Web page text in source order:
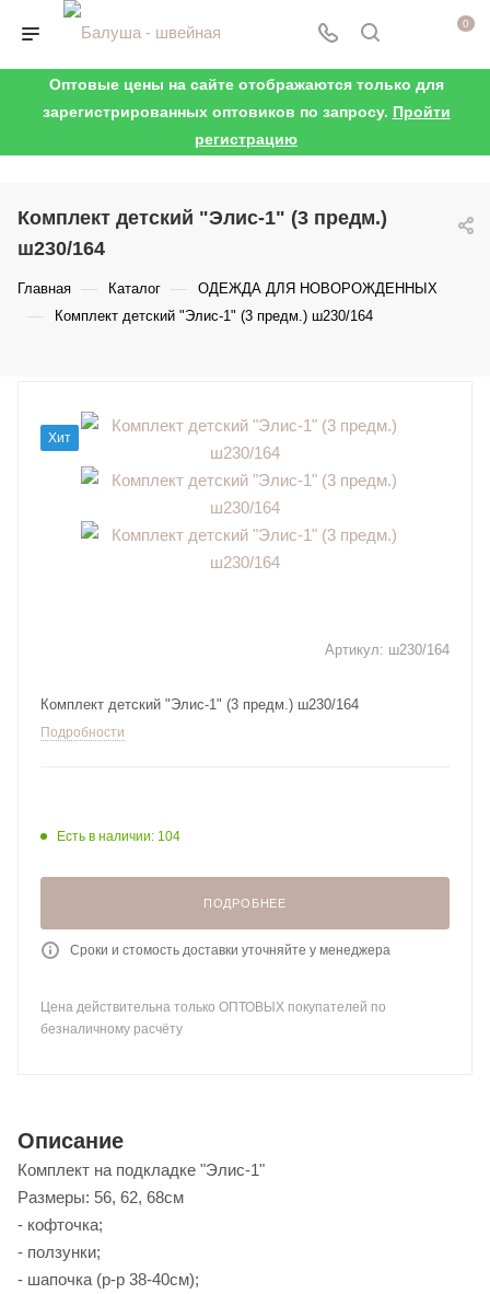
0
Оптовые цены на сайте отображаются только для
зарегистрированных оптовиков по запросу. Пройти
регистрацию
Комплект детский "Элис-1" (3 предм.)
ш230/164
Главная — Каталог — ОДЕЖДА ДЛЯ НОВОРОЖДЕННЫХ
— Комплект детский "Элис-1" (3 предм.) ш230/164
Хит
Артикул: ш230/164
Комплект детский "Элис-1" (3 предм.) ш230/164
Подробности
Есть в наличии: 104
ПОДРОБНЕЕ
Сроки и стомость доставки уточняйте у менеджера
Цена действительна только ОПТОВЫХ покупателей по
безналичному расчёту
Описание
Комплект на подкладке "Элис-1"
Размеры: 56, 62, 68см
- кофточка;
- ползунки;
- шапочка (р-р 38-40см);